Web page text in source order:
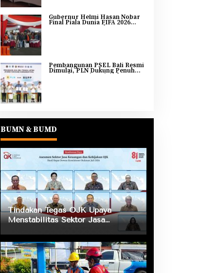
Gubernur Helmi Hasan Nobar
Final Piala Dunia FIFA 2026
Bersama Masyarakat, UMKM
Pembangunan PSEL Bali Resmi
Dimulai, PLN Dukung Penuh
Transformasi Nasional
BUMN & BUMD
Tindakan Tegas OJK Upaya
Menstabilitas Sektor Jasa
Sektor Keuangan